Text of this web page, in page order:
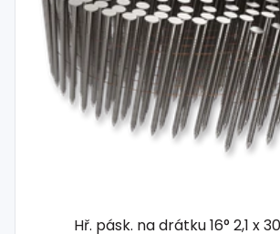
Hř. pásk. na drátku 16° 2,1 x